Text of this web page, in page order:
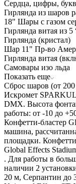
Сердца, цифры,
Гирлянда из шаров
18" Шары с газом
Гирлянда витая из 5
Гирлянда (кристал)
Шар 11" Пр-во
Гирлянда витая
Самовары изо льда
Показать еще
Сброс шаров (от
Искромет
DMX. Высота
работы: от -10 до
Конфетти-бластер
машина,
площадки.
Global Effects
. Для работы в
наличии 2
20 м, Серпантин до